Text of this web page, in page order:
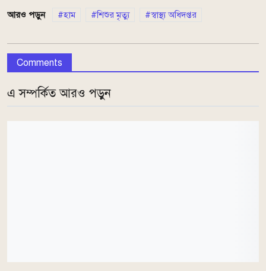
আরও পড়ুন হাম শিশুর মৃত্যু স্বাস্থ্য অধিদপ্তর
Comments
এ সম্পর্কিত আরও পড়ুন